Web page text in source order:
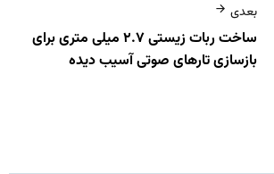
بعدی
ساخت ربات زیستی ۲.۷ میلی‌ متری برای
بازسازی تارهای صوتی آسیب‌ دیده